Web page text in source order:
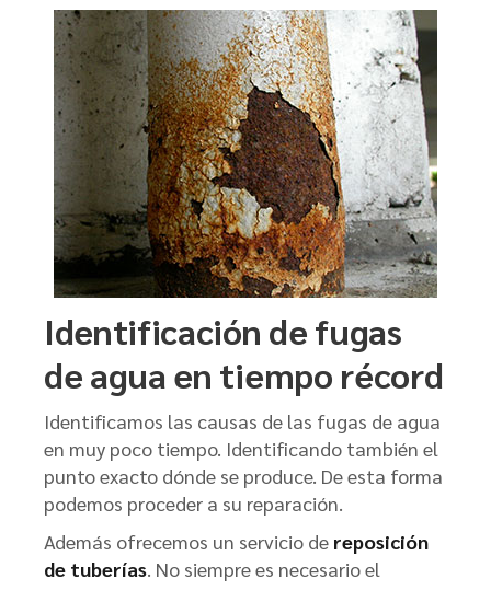
Identificación de fugas
de agua en tiempo récord
Identificamos las causas de las fugas de agua
en muy poco tiempo. Identificando también el
punto exacto dónde se produce. De esta forma
podemos proceder a su reparación.
Además ofrecemos un servicio de reposición
de tuberías. No siempre es necesario el